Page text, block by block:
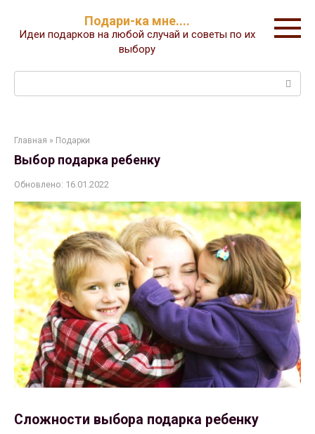
контенту
Подари-ка мне....
Идеи подарков на любой случай и советы по их
выбору
Главная » Подарки
Выбор подарка ребенку
Обновлено: 16.01.2022
Сложности выбора подарка ребенку